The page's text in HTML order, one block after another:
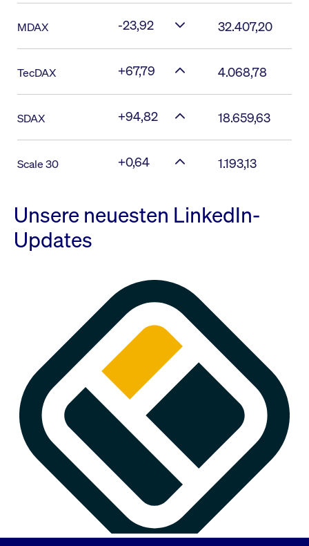
MDAX -23,92 32.407,20
TecDAX +67,79 4.068,78
SDAX +94,82 18.659,63
Scale 30 +0,64 1.193,13
Unsere neuesten LinkedIn-
Updates